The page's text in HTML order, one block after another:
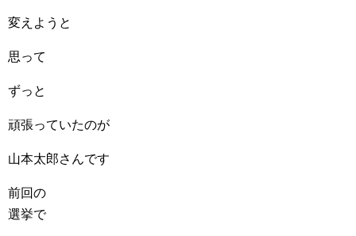
変えようと
思って
ずっと
頑張っていたのが
山本太郎さんです
前回の
選挙で